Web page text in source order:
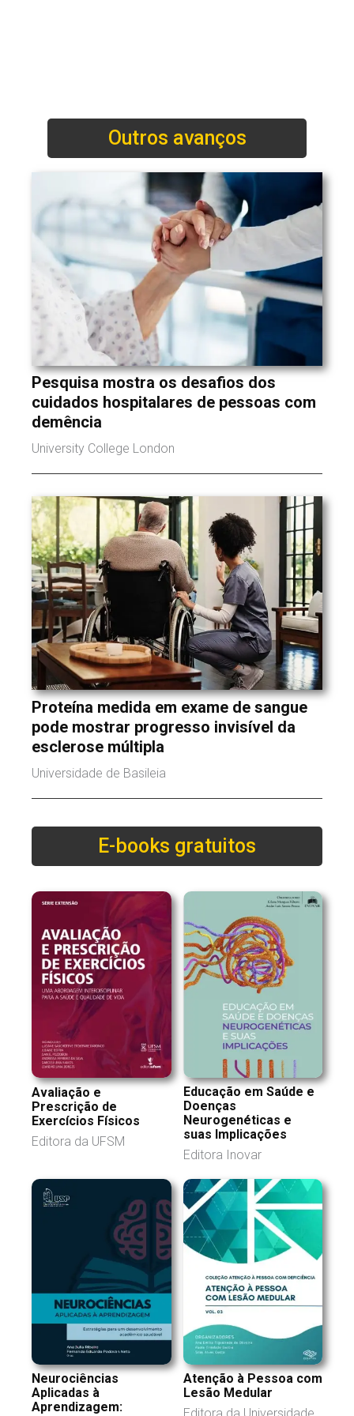
Outros avanços
Pesquisa mostra os desafios dos
cuidados hospitalares de pessoas com
demência
University College London
Proteína medida em exame de sangue
pode mostrar progresso invisível da
esclerose múltipla
Universidade de Basileia
E-books gratuitos
Avaliação e
Prescrição de
Exercícios Físicos
Editora da UFSM
Educação em Saúde e
Doenças
Neurogenéticas e
suas Implicações
Editora Inovar
Neurociências
Aplicadas à
Aprendizagem:
Atenção à Pessoa com
Lesão Medular